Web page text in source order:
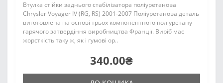
Втулка стійки заднього стабілізатора поліуретанова
Chrysler Voyager IV (RG, RS) 2001-2007 Поліуретанова деталь
виготовлена на основі трьох компонентного поліуретану
гарячого затвердіння виробництва Франції. Виріб має
жорсткість таку ж, як і гумові ор..
340.00₴